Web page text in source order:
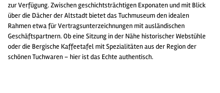
zur Verfügung. Zwischen geschichtsträchtigen Exponaten und mit Blick
über die Dächer der Altstadt bietet das Tuchmuseum den idealen
Rahmen etwa für Vertragsunterzeichnungen mit ausländischen
Geschäftspartnern. Ob eine Sitzung in der Nähe historischer Webstühle
oder die Bergische Kaffeetafel mit Spezialitäten aus der Region der
schönen Tuchwaren – hier ist das Echte authentisch.